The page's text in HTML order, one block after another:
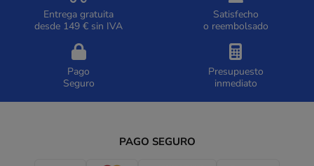
Entrega gratuita
desde 149 € sin IVA
Satisfecho
o reembolsado
Pago
Seguro
Presupuesto
inmediato
PAGO SEGURO